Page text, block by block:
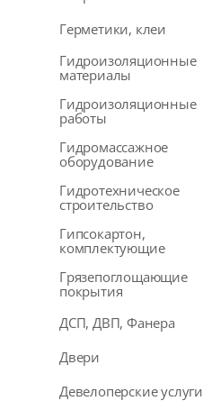
Герметики, клеи
Гидроизоляционные
материалы
Гидроизоляционные
работы
Гидромассажное
оборудование
Гидротехническое
строительство
Гипсокартон,
комплектующие
Грязепоглощающие
покрытия
ДСП, ДВП, Фанера
Двери
Девелоперские услуги